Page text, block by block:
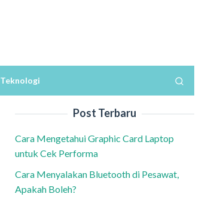
Teknologi
Post Terbaru
Cara Mengetahui Graphic Card Laptop
untuk Cek Performa
Cara Menyalakan Bluetooth di Pesawat,
Apakah Boleh?